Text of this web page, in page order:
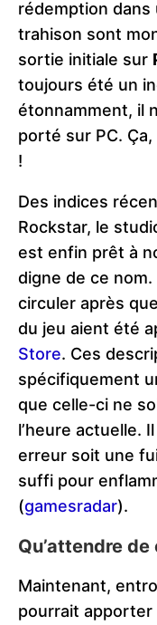
rédemption dans
trahison sont
sortie initiale sur
toujours été un
étonnamment, il
porté sur PC.
!
Des indices
Rockstar, le
est enfin prêt à
digne de ce
circuler après
du jeu aient été
Store. Ces
spécifiquement
que celle-ci ne
l’heure actuelle.
erreur soit une
suffi pour
(gamesradar).
Qu’attendre
Maintenant,
pourrait apporter